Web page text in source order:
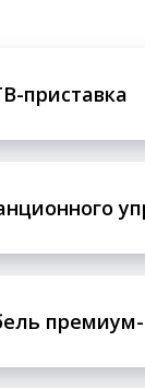
приставка
премиум-